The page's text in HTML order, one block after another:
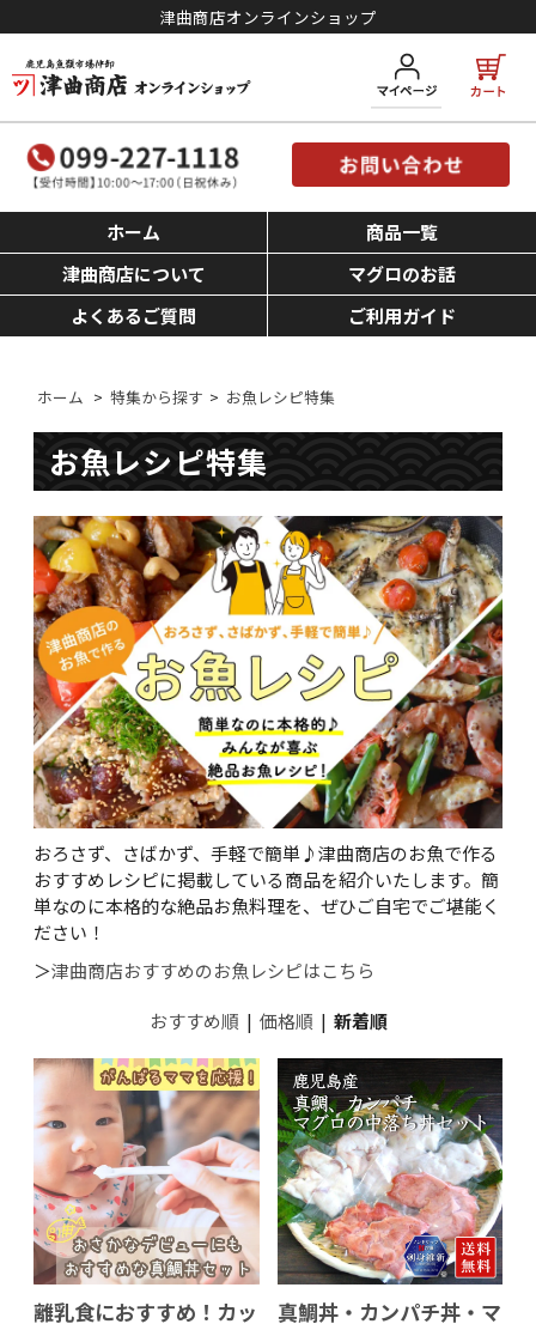
津曲商店オンラインショップ
ホーム
商品一覧
津曲商店について
マグロのお話
よくあるご質問
ご利用ガイド
ホーム > 特集から探す > お魚レシピ特集
お魚レシピ特集
おろさず、さばかず、手軽で簡単♪津曲商店のお魚で作る
おすすめレシピに掲載している商品を紹介いたします。簡
単なのに本格的な絶品お魚料理を、ぜひご自宅でご堪能く
ださい！
＞津曲商店おすすめのお魚レシピはこちら
おすすめ順 | 価格順 | 新着順
離乳食におすすめ！カッ
真鯛丼・カンパチ丼・マ